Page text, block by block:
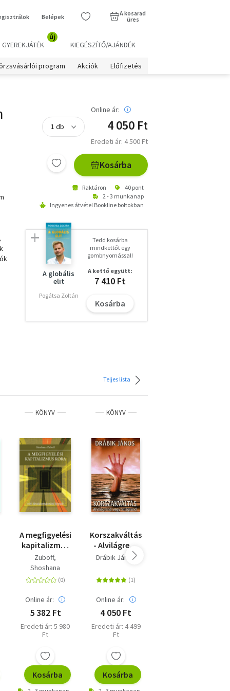
Belépek
A kosarad
üres
GYEREKJÁTÉK
új
KIEGÉSZÍTŐ/AJÁNDÉK
program Akciók Előfizetés
Online ár:
4 050 Ft
Eredeti ár: 4 500 Ft
Kosárba
Raktáron
40 pont
2 - 3 munkanap
Ingyenes átvétel Bookline boltokban
A globális
elit
Pogátsa Zoltán
Tedd kosárba
mindkettőt egy
gombnyomással!
A kettő együtt:
7 410 Ft
Kosárba
Teljes lista
KÖNYV
A megfigyelési
kapitalizmus
kora
Zuboff,
Shoshana
Online ár:
5 382 Ft
Eredeti ár: 5 980
Ft
Kosárba
KÖNYV
Korszakváltás
- Alvilágrend
vagy
Drábik János
Online ár:
4 050 Ft
Eredeti ár: 4 499
Ft
Kosárba